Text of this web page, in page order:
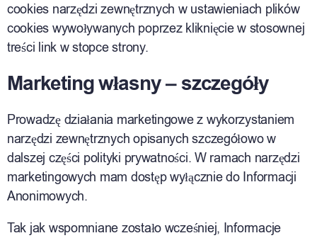
cookies narzędzi zewnętrznych w ustawieniach plików
cookies wywoływanych poprzez kliknięcie w stosownej
treści link w stopce strony.
Marketing własny – szczegóły
Prowadzę działania marketingowe z wykorzystaniem
narzędzi zewnętrznych opisanych szczegółowo w
dalszej części polityki prywatności. W ramach narzędzi
marketingowych mam dostęp wyłącznie do Informacji
Anonimowych.
Tak jak wspomniane zostało wcześniej, Informacje